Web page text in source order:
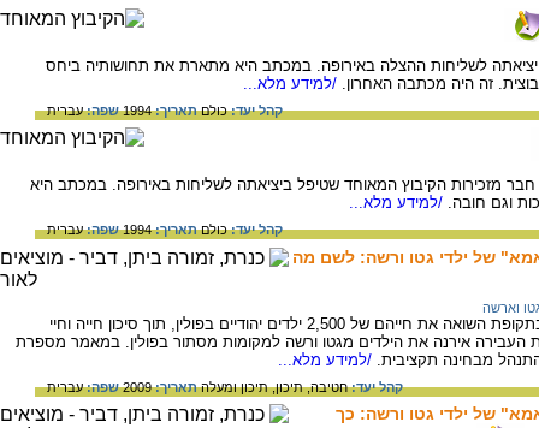
יציאתה לשליחות ההצלה באירופה. במכתב היא מתארת את תחושותיה ביחס
זה היה מכתבה האחרון. /למידע מלא...
קהל יעד:כולםתאריך:1994 שפה:עברית
מזכירות הקיבוץ המאוחד שטיפל ביציאתה לשליחות באירופה. במכתב היא
וגם חובה. /למידע מלא...
קהל יעד:כולםתאריך:1994 שפה:עברית
של ילדי גטו ורשה: לשם מה
וארשה
חסידת אומות העולם, אירנה סנדלר, הצילה בתקופת השואה את חייהם של 2,500 ילדים יהודיים בפולין, תוך סיכון חייה וחיי
העבירה אירנה את הילדים מגטו ורשה למקומות מסתור בפולין. במאמר מספרת
מבחינה תקציבית. /למידע מלא...
קהל יעד:חטיבה,תיכון,תיכון ומעלהתאריך:2009 שפה:עברית
של ילדי גטו ורשה: כך